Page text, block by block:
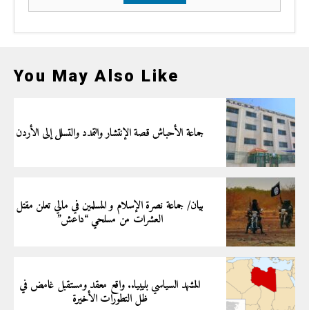
You May Also Like
جماعة الأحباش قصة الإنتشار والتمدد والتسلل إلى الأردن
بيان/ جماعة نصرة الإسلام و المسلمين في مالي تعلن مقتل
العشرات من مسلحي “داعش”
المشهد السياسي بليبيا.. واقع معقد ومستقبل غامض في
ظل التطورات الأخيرة